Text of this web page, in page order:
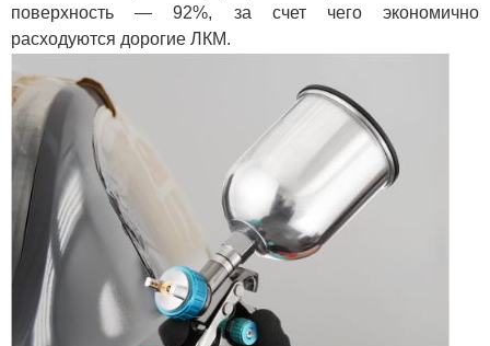
поверхность — 92%, за счет чего экономично
расходуются дорогие ЛКМ.